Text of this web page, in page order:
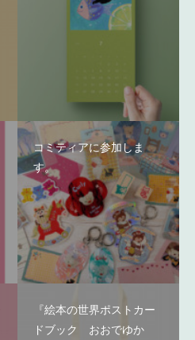
コミティアに参加しま
す。
『絵本の世界ポストカー
ドブック おおでゆか